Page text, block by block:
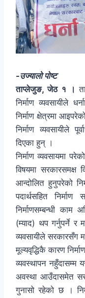
-उज्यालो पोष्ट
ताप्लेजुङ, जेठ १ ।
निर्माण व्यवसायीले
निर्माण क्षेत्रमा
निर्माण व्यवसायीले
दिएका हुन् ।
निर्माण व्यवसायमा
विषयमा सरकारसमक्ष
आन्दोलित हुनुपरेको
पदार्थसहित निर्माण
निर्माणसम्बन्धी काम
(म्याद) थप गर्नुपर्ने र
व्यवसायीले सरकारसँग
मूल्यवृद्धिकै कारण
व्यवस्थापन नहुँदासम्म
अवस्था आउँदासमेत
गुनासो रहेको छ ।